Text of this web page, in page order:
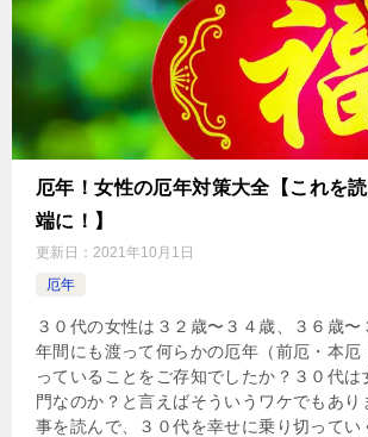
厄年！女性の厄年対策大全【これを
端に！】
更新日： 2021年10月1日
厄年
３０代の女性は３２歳〜３４歳、３６歳〜
年間にも渡って何らかの厄年（前厄・本厄
っていることをご存知でしたか？３０代は
門なのか？と言えばそういうワケでもあり
事を読んで、３０代を幸せに乗り切ってい